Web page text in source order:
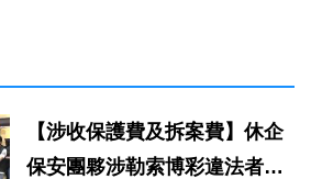
【涉收保護費及拆案費】休企
保安團夥涉勒索博彩違法者被